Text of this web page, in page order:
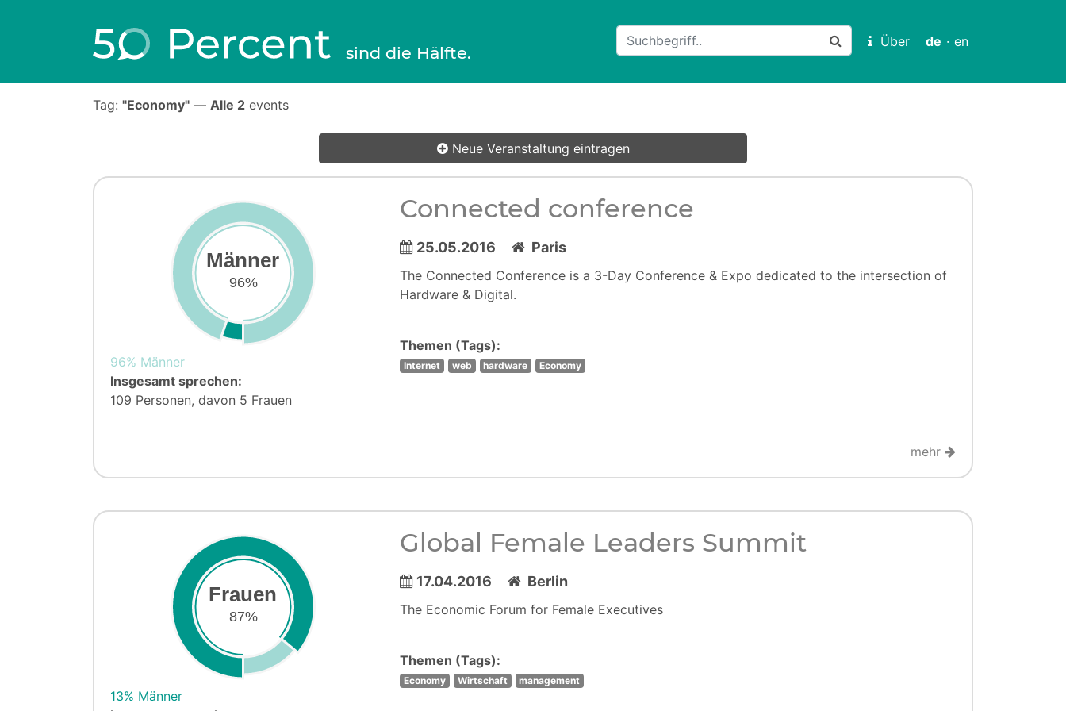
sind die Hälfte.
Über de · en
Tag: "Economy" — Alle 2 events
Neue Veranstaltung eintragen
Männer
96%
96% Männer
Insgesamt sprechen:
109 Personen, davon 5 Frauen
Connected conference
25.05.2016 Paris
The Connected Conference is a 3-Day Conference & Expo dedicated to the intersection of
Hardware & Digital.
Themen (Tags):
Internet web hardware Economy
mehr
Frauen
87%
13% Männer
Global Female Leaders Summit
17.04.2016 Berlin
The Economic Forum for Female Executives
Themen (Tags):
Economy Wirtschaft management